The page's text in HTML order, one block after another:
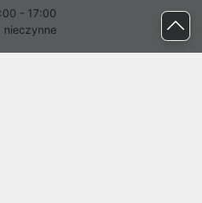
- 17:00
nieczynne